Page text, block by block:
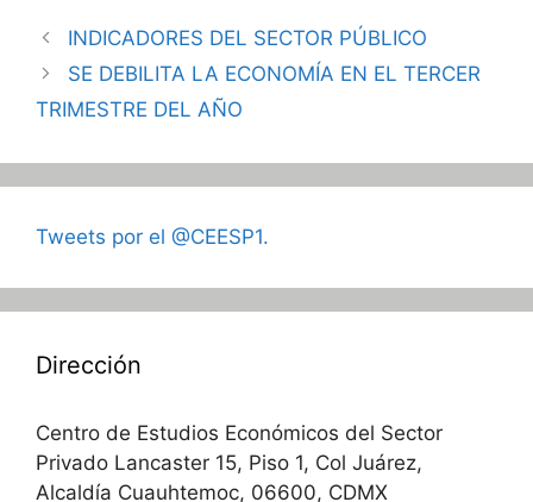
INDICADORES DEL SECTOR PÚBLICO
SE DEBILITA LA ECONOMÍA EN EL TERCER
TRIMESTRE DEL AÑO
Tweets por el @CEESP1.
Dirección
Centro de Estudios Económicos del Sector
Privado Lancaster 15, Piso 1, Col Juárez,
Alcaldía Cuauhtemoc, 06600, CDMX